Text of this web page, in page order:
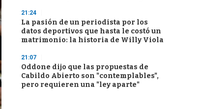
21:24
La pasión de un periodista por los
datos deportivos que hasta le costó un
matrimonio: la historia de Willy Viola
21:07
Oddone dijo que las propuestas de
Cabildo Abierto son "contemplables",
pero requieren una "ley aparte"